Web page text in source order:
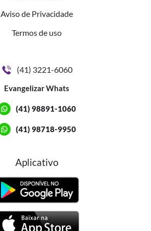
Aviso de Privacidade
Termos de uso
(41) 3221-6060
Evangelizar Whats
(41) 98891-1060
(41) 98718-9950
Aplicativo